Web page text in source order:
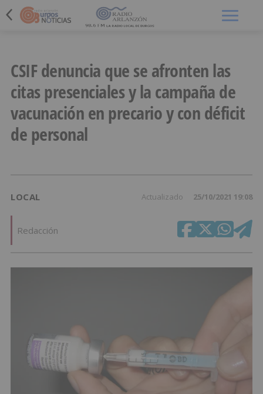
CSIF denuncia que se afronten las
citas presenciales y la campaña de
vacunación en precario y con déficit
de personal
LOCAL Actualizado 25/10/2021 19:08
Redacción